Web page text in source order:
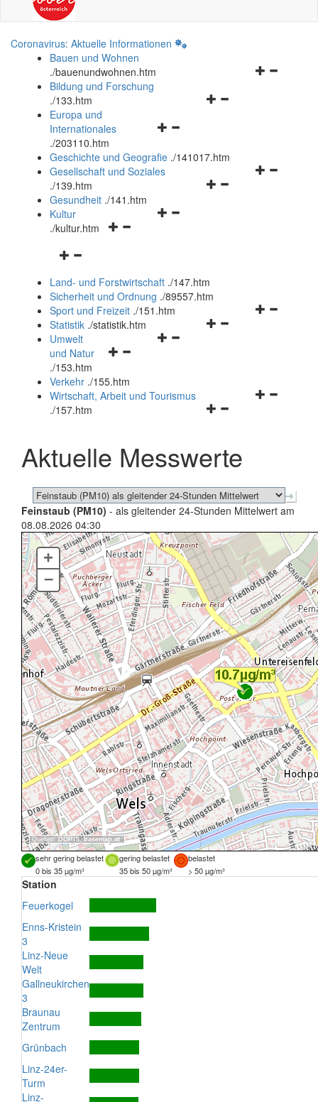
Coronavirus: Aktuelle Informationen
Bauen und Wohnen
./bauenundwohnen.htm
Navigationsmenü
Bildung und Forschung
./133.htm
Navigationsmenü
und
schließen
Europa und
Internationales
./203110.htm
Geschichte und Geografie ./141017.htm
Navigationsmenü
Gesellschaft und Soziales
./139.htm
Navigationsmenü
Gesundheit ./141.htm
Navigationsmenü
Kultur
./kultur.htm
Navigationsmenü
und
schließen
Land- und Forstwirtschaft ./147.htm
Sicherheit und Ordnung ./89557.htm
Navigationsmenü
Sport und Freizeit ./151.htm
Navigationsmenü
Statistik ./statistik.htm
Navigationsmenü
und
schließen
Umwelt
und Natur
./153.htm
Verkehr ./155.htm
Navigationsmenü
schließen
Wirtschaft, Arbeit und Tourismus
./157.htm
Aktuelle Messwerte
Feinstaub (PM10) - als gleitender 24-Stunden Mittelwert am
08.08.2026 04:30
Quellen: DORIS, basemap.at
+
–
sehr gering belastet gering belastet
belastet
0 bis 35 µg/m³
35 bis 50 µg/m³ > 50 µg/m³
Station
Feuerkogel
Enns-Kristein
3
Linz-Neue
Welt
Gallneukirchen
3
Braunau
Zentrum
Grünbach
Linz-24er-
Turm
Linz-